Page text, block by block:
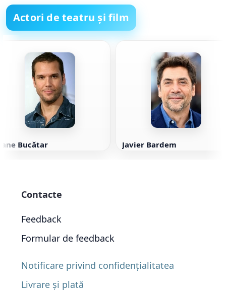
Actori de teatru și film
Bucătar Javier Bardem
Contacte
Feedback
Formular de feedback
Notificare privind confidențialitatea
Livrare și plată